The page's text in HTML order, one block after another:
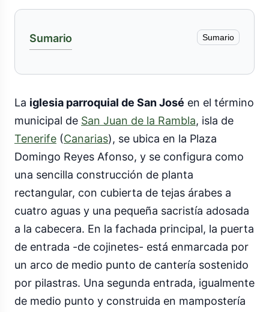
Sumario Sumario
La iglesia parroquial de San José en el término
municipal de San Juan de la Rambla, isla de
Tenerife (Canarias), se ubica en la Plaza
Domingo Reyes Afonso, y se configura como
una sencilla construcción de planta
rectangular, con cubierta de tejas árabes a
cuatro aguas y una pequeña sacristía adosada
a la cabecera. En la fachada principal, la puerta
de entrada -de cojinetes- está enmarcada por
un arco de medio punto de cantería sostenido
por pilastras. Una segunda entrada, igualmente
de medio punto y construida en mampostería